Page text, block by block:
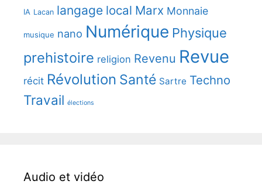
IA Lacan langage local Marx Monnaie
musique nano Numérique Physique
prehistoire religion Revenu Revue
récit Révolution Santé Sartre Techno
Travail élections
Audio et vidéo